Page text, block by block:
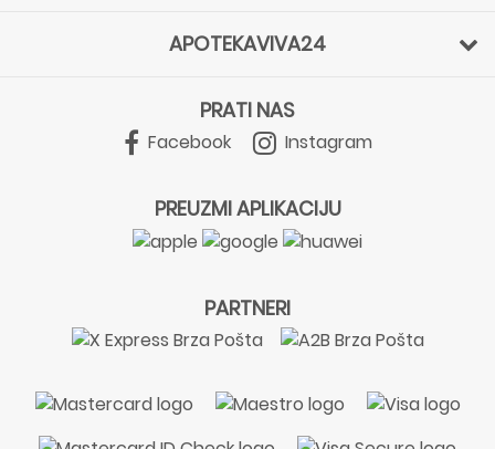
APOTEKAVIVA24
PRATI NAS
Facebook Instagram
PREUZMI APLIKACIJU
PARTNERI